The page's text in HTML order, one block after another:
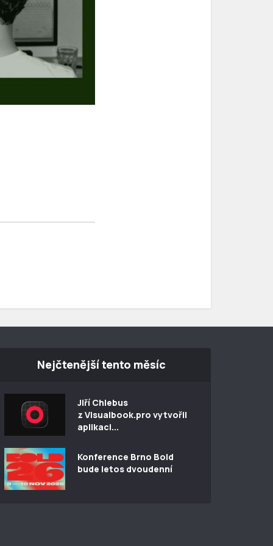
Nejčtenější tento měsíc
Jiří Chlebus
z Visualbook.pro vytvořil
aplikaci...
Konference Brno Bold
bude letos dvoudenní